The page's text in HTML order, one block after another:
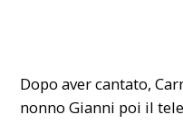
Dopo aver cantato,
nonno Gianni poi il